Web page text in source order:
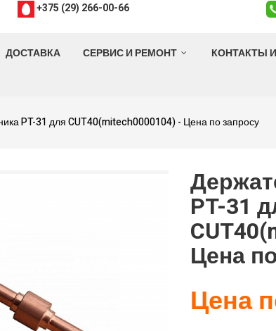
+375 (29) 266-00-66
ДОСТАВКА СЕРВИС И РЕМОНТ КОНТАКТЫ
PT-31 для CUT40(mitech0000104) - Цена по запросу
PT-31
Цена
Цена